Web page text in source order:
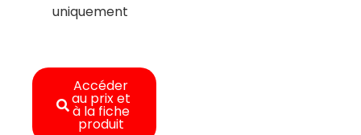
uniquement
Accéder
au prix et
à la fiche
produit